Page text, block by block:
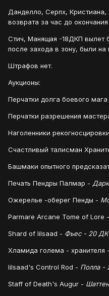
Данделло, Серпх,
возврата за час до
Стич, Манящая -18ДКП вылет
после захода в зону, были
Штрафов нет.
Аукционы:
Перчатки долга боевого мага
Перчатки разрешения
Наголенники
Счастливый талисман
Башмаки опытного
Печать Пендры Палмар -
Ожерелье -оберег Пенды -
Parmare Arcane Tome of Lore -
Shard of lilsaad - Фьес - 20
Хламида голема - хранителя -
lilsaad's Control Rod - Полла -
Staff of Death's Augur -